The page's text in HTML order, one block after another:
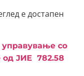
е достапен
со
од ЈИЕ 782.58